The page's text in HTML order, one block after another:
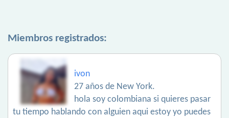
Miembros registrados:
ivon
27 años de New York.
hola soy colombiana si quieres pasar
tu tiempo hablando con alguien aqui estoy yo puedes